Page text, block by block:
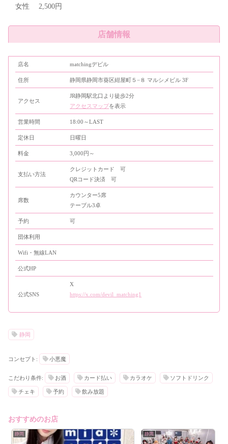
女性 2,500円
店舗情報
店名 matchingデビル
住所 静岡県静岡市葵区紺屋町５−８ マルシメビル 3F
アクセス
JR静岡駅北口より徒歩2分
アクセスマップを表示
営業時間 18:00～LAST
定休日 日曜日
料金 3,000円～
支払い方法
クレジットカード 可
QRコード決済 可
席数
カウンター5席
テーブル3卓
予約 可
団体利用
Wifi・無線LAN
公式HP
公式SNS
X
https://x.com/devil_matching1
静岡
コンセプト: 小悪魔
こだわり条件: お酒 カード払い カラオケ ソフトドリンク
チェキ 予約 飲み放題
おすすめのお店
静岡 静岡